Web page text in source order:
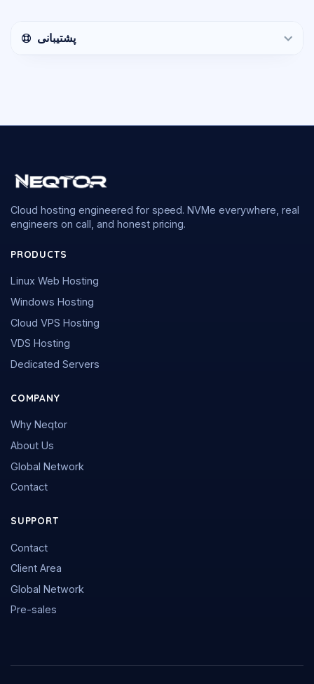
پشتیبانی
Cloud hosting engineered for speed. NVMe everywhere, real
engineers on call, and honest pricing.
PRODUCTS
Linux Web Hosting
Windows Hosting
Cloud VPS Hosting
VDS Hosting
Dedicated Servers
COMPANY
Why Neqtor
About Us
Global Network
Contact
SUPPORT
Contact
Client Area
Global Network
Pre-sales